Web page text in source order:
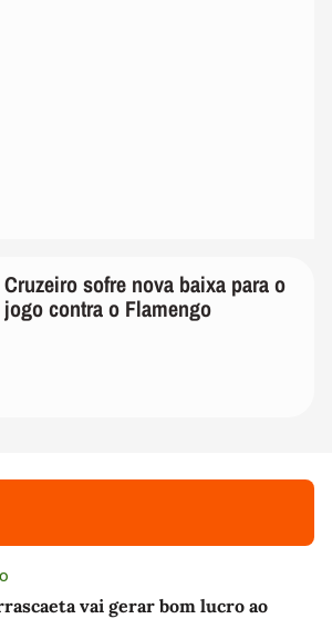
Cruzeiro sofre nova baixa para o
jogo contra o Flamengo
vai gerar bom lucro ao